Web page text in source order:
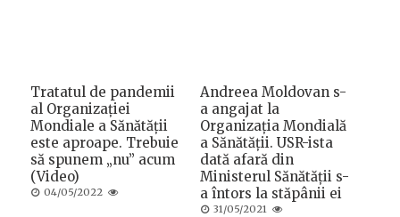
Tratatul de pandemii
al Organizației
Mondiale a Sănătății
este aproape. Trebuie
să spunem „nu” acum
(Video)
Posted
04/05/2022
Andreea Moldovan s-
a angajat la
Organizația Mondială
a Sănătății. USR-ista
dată afară din
Ministerul Sănătății s-
a întors la stăpânii ei
Posted
31/05/2021